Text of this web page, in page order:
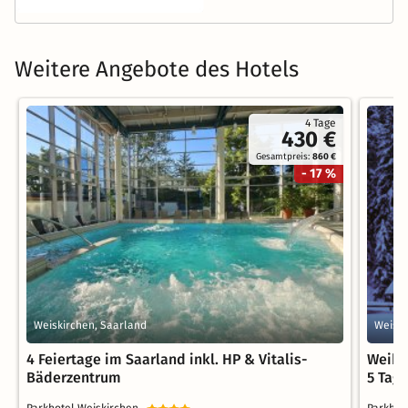
Weitere Angebote des Hotels
4 Tage
430 €
Gesamtpreis:860 €
- 17 %
Weiskirchen, Saarland
4 Feiertage im Saarland inkl. HP & Vitalis-
Bäderzentrum
5